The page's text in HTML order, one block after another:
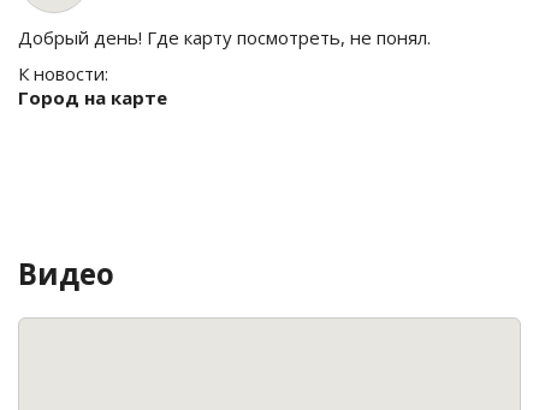
Добрый день! Где карту посмотреть, не понял.
К новости:
Город на карте
Видео